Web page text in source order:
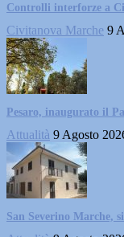
Controlli interforze a
Civitanova Marche 9
Pesaro, inaugurato il
Attualità 9 Agosto
San Severino Marche,